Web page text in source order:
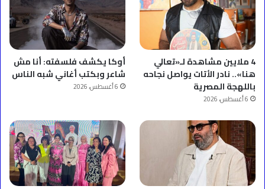
4 ملايين مشاهدة لـ«تعالي
هنا».. نادر الأتات يواصل نجاحه
باللهجة المصرية
6 أغسطس، 2026
أوكا يكشف فلسفته: أنا مش
شاعر وبكتب أغاني شبه الناس
6 أغسطس، 2026